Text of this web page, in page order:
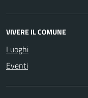
VIVERE IL COMUNE
Luoghi
Eventi